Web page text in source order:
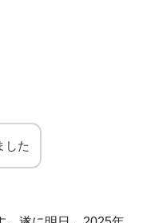
した